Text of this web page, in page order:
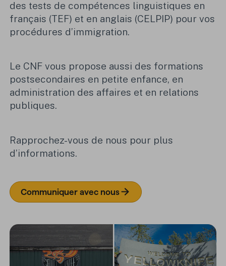
des tests de compétences linguistiques en
français (TEF) et en anglais (CELPIP) pour vos
procédures d’immigration.
Le CNF vous propose aussi des formations
postsecondaires en petite enfance, en
administration des affaires et en relations
publiques.
Rapprochez-vous de nous pour plus
d’informations.
Communiquer avec nous